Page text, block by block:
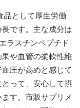
品として厚生労働
です。主な成分は
ラスチンペプチド
や血管の柔軟性維
圧が高めと感じて
って、安心して摂
す。市販サプリメ